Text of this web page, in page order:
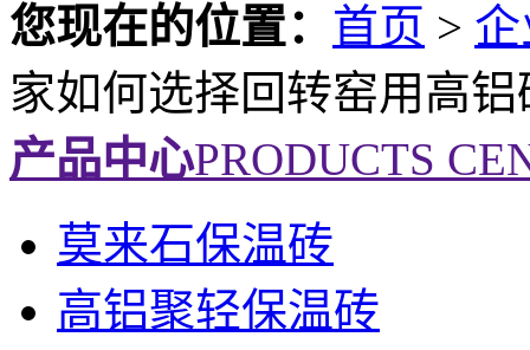
您现在的位置： 首页 >
家如何选择回转窑用高铝
产品中心PRODUCTS
莫来石保温砖
高铝聚轻保温砖